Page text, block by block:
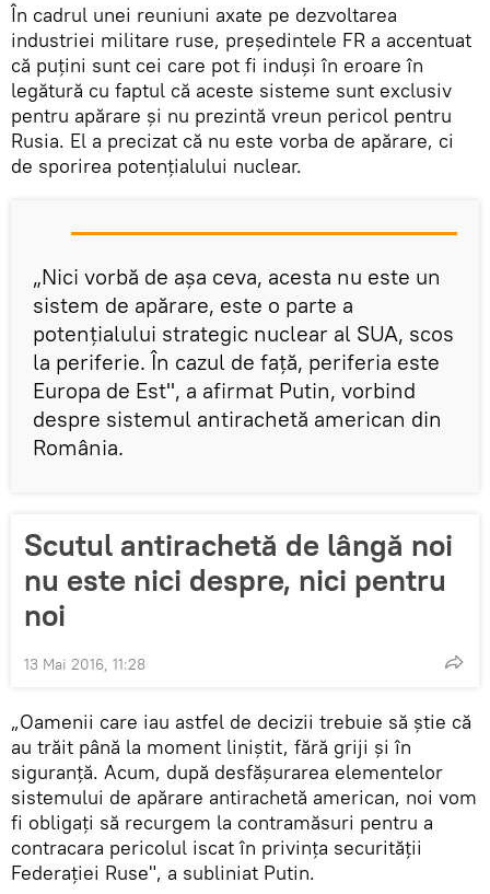
În cadrul unei reuniuni axate pe dezvoltarea
industriei militare ruse, preşedintele FR a accentuat
că puţini sunt cei care pot fi induşi în eroare în
legătură cu faptul că aceste sisteme sunt exclusiv
pentru apărare şi nu prezintă vreun pericol pentru
Rusia. El a precizat că nu este vorba de apărare, ci
de sporirea potențialului nuclear.
„Nici vorbă de aşa ceva, acesta nu este un
sistem de apărare, este o parte a
potenţialului strategic nuclear al SUA, scos
la periferie. În cazul de faţă, periferia este
Europa de Est", a afirmat Putin, vorbind
despre sistemul antirachetă american din
România.
Scutul antirachetă de lângă noi
nu este nici despre, nici pentru
noi
13 Mai 2016, 11:28
„Oamenii care iau astfel de decizii trebuie să ştie că
au trăit până la moment liniştit, fără griji şi în
siguranţă. Acum, după desfăşurarea elementelor
sistemului de apărare antirachetă american, noi vom
fi obligaţi să recurgem la contramăsuri pentru a
contracara pericolul iscat în privinţa securităţii
Federaţiei Ruse", a subliniat Putin.